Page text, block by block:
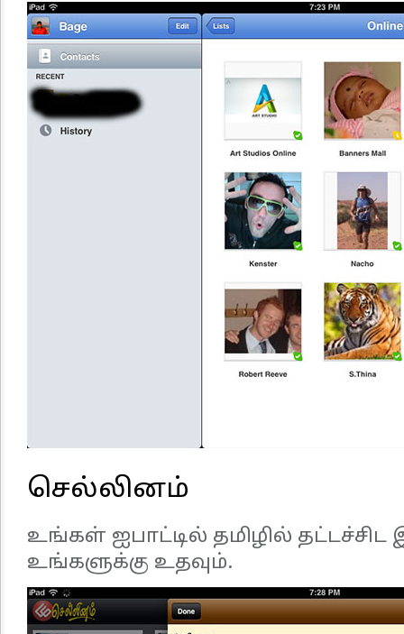
செல்லினம்
உங்கள் ஐபாட்டில் தமிழில்
உங்களுக்கு உதவும்.